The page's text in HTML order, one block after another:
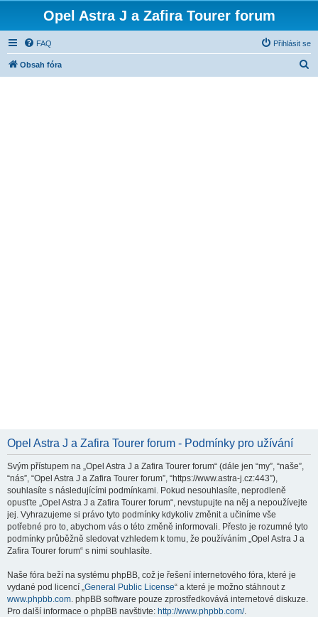
Opel Astra J a Zafira Tourer forum
FAQ Přihlásit se
Obsah fóra
Opel Astra J a Zafira Tourer forum - Podmínky pro užívání
Svým přístupem na „Opel Astra J a Zafira Tourer forum“ (dále jen “my”, “naše”,
“nás”, “Opel Astra J a Zafira Tourer forum”, “https://www.astra-j.cz:443”),
souhlasíte s následujícími podmínkami. Pokud nesouhlasíte, neprodleně
opusťte „Opel Astra J a Zafira Tourer forum“, nevstupujte na něj a nepoužívejte
jej. Vyhrazujeme si právo tyto podmínky kdykoliv změnit a učiníme vše
potřebné pro to, abychom vás o této změně informovali. Přesto je rozumné tyto
podmínky průběžně sledovat vzhledem k tomu, že používáním „Opel Astra J a
Zafira Tourer forum“ s nimi souhlasíte.
Naše fóra beží na systému phpBB, což je řešení internetového fóra, které je
vydané pod licencí „General Public License“ a které je možno stáhnout z
www.phpbb.com. phpBB software pouze zprostředkovává internetové diskuze.
Pro další informace o phpBB navštivte: http://www.phpbb.com/.